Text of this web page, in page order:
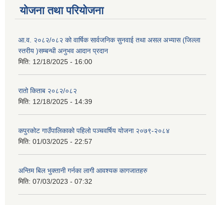
योजना तथा परियोजना
आ.व. २०८२/०८२ को वार्षिक सार्वजनिक सुनवाई तथा असल अभ्यास (जिल्ला
स्तरीय )सम्बन्धी अनुभव आदान प्रदान
मिति: 12/18/2025 - 16:00
रातो किताब २०८२/०८२
मिति: 12/18/2025 - 14:39
कपुरकोट गाउँपालिकाको पहिलो पञ्चवर्षिय योजना २०७९-२०८४
मिति: 01/03/2025 - 22:57
अन्तिम बिल भुक्तानी गर्नका लागी आवश्यक कागजातहरु
मिति: 07/03/2023 - 07:32